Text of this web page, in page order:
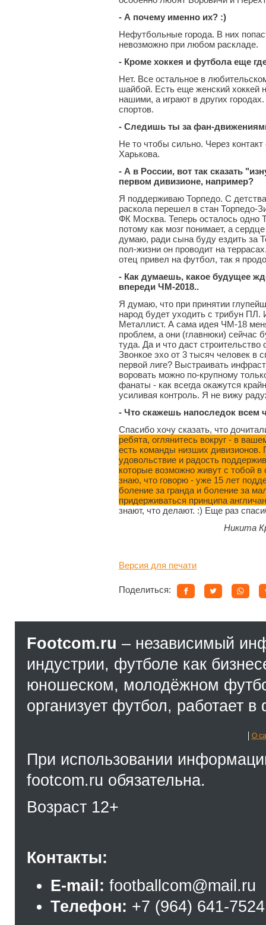
- А почему именно их? :)
Нефутбольные города. В них
невозможно при любом раскладе.
- Кроме хоккея и футбола еще
Нет. Все остальное в
шайбой. Есть еще женский хоккей
нашими, а играют в других
спортов.
- Следишь ты за фан-
Не то чтобы сильно. Через
Харькова.
- А в России, вот так сказать
первом дивизионе, например?
Я поддерживаю Торпедо. С
раскола перешел в стан Торпедо-
ФК Москва. Теперь осталось одно
потому как мозг понимает, а
думаю, ради сына буду ездить за
пол-жизни он проводит на
отец привел на футбол, так я
- Как думаешь, какое будущее
впереди ЧМ-2018..
Я думаю, что при принятии
народ будет уходить с трибун ПЛ.
Металлист. А сама идея ЧМ-18
проблем, а они (главнюки) сейчас
туда. Да и что даст строительство
Звонкое эхо от 3 тысяч человек в
первой лиге? Выстраивать
воровать можно по-крупному
фанаты - как всегда окажутся
усиливая контроль. Я не вижу
- Что скажешь напоследок всем
Спасибо хочу сказать, что
ребята, оглянитесь вокруг - в
есть команды низших дивизионов.
удовольствие и радость
которые возможно живут с тобой
знаю, что говорю - уже 15 лет
боление за гранда и боление за
придерживаться принципа
знают, что делают. :) Еще раз
Никита
Версия для печати
Поделиться:
Footcom.ru – независимый
индустрии, футболе как
юношеском, молодёжном
организует футбол, работает
О
При использовании
footcom.ru обязательна.
Возраст 12+
Контакты:
E-mail: footballcom@mail.ru
Телефон: +7 (964) 641-7524